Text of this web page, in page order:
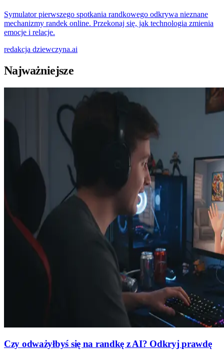
Symulator pierwszego spotkania randkowego odkrywa nieznane
mechanizmy randek online. Przekonaj się, jak technologia zmienia
emocje i relacje.
redakcja dziewczyna.ai
Najważniejsze
Czy odważyłbyś się na randkę z AI? Odkryj prawdę